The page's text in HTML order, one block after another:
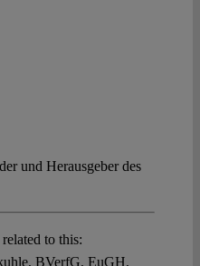
und Herausgeber des
to this:
, BVerfG, EuGH,